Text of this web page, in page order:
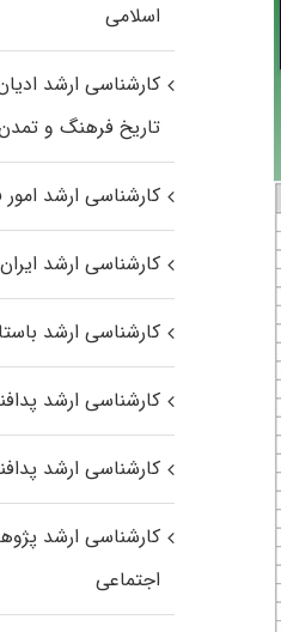
اسلامی
کارشناسی ارشد
تاریخ فرهنگ و
کارشناسی ارشد
کارشناسی ارشد
کارشناسی ارشد
کارشناسی ارشد
کارشناسی ارشد
کارشناسی ارشد
اجتماعی